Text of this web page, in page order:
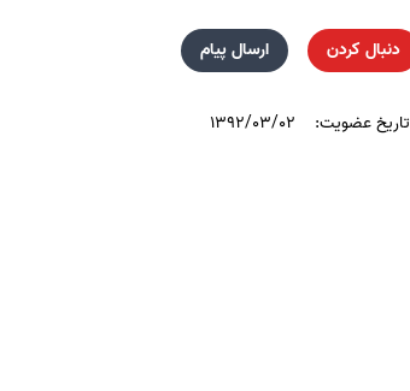
دنبال کردن ارسال پیام
تاریخ عضویت: ۱۳۹۲/۰۳/۰۲